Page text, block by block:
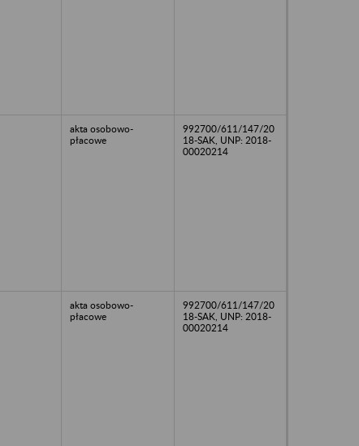
akta osobowo-
płacowe
992700/611/147/20
18-SAK, UNP: 2018-
00020214
akta osobowo-
płacowe
992700/611/147/20
18-SAK, UNP: 2018-
00020214